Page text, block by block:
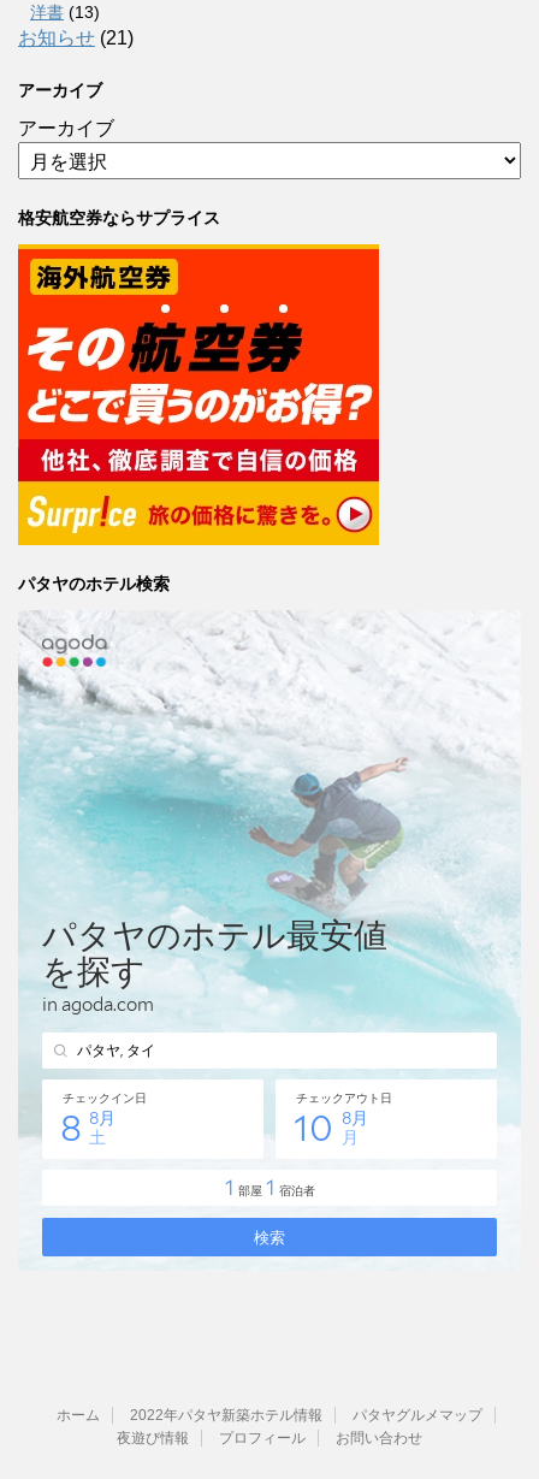
洋書 (13)
お知らせ (21)
アーカイブ
アーカイブ
格安航空券ならサプライス
パタヤのホテル検索
ホーム 2022年パタヤ新築ホテル情報
パタヤグルメマップ
夜遊び情報
プロフィール お問い合わせ